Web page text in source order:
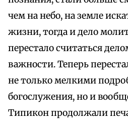
чем на небо, на земле
жизни, тогда и дело
перестало считаться
важности. Теперь
не только мелкими
богослужения, но и
Типикон продолжали